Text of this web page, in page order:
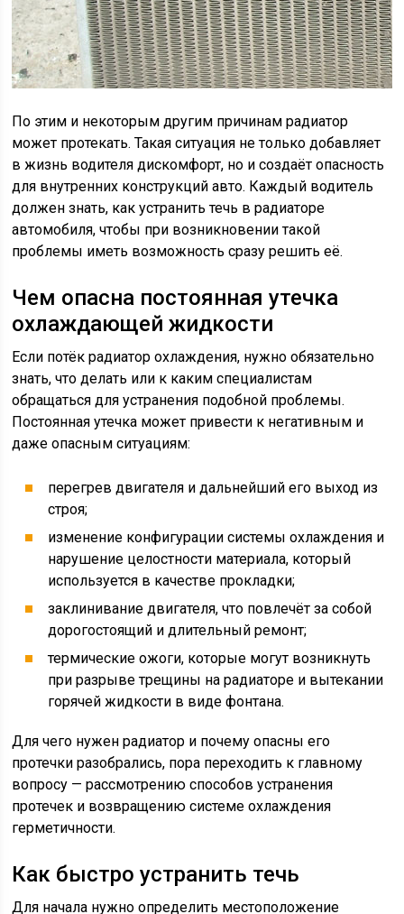
По этим и некоторым другим причинам радиатор
может протекать. Такая ситуация не только добавляет
в жизнь водителя дискомфорт, но и создаёт опасность
для внутренних конструкций авто. Каждый водитель
должен знать, как устранить течь в радиаторе
автомобиля, чтобы при возникновении такой
проблемы иметь возможность сразу решить её.
Чем опасна постоянная утечка
охлаждающей жидкости
Если потёк радиатор охлаждения, нужно обязательно
знать, что делать или к каким специалистам
обращаться для устранения подобной проблемы.
Постоянная утечка может привести к негативным и
даже опасным ситуациям:
перегрев двигателя и дальнейший его выход из
строя;
изменение конфигурации системы охлаждения и
нарушение целостности материала, который
используется в качестве прокладки;
заклинивание двигателя, что повлечёт за собой
дорогостоящий и длительный ремонт;
термические ожоги, которые могут возникнуть
при разрыве трещины на радиаторе и вытекании
горячей жидкости в виде фонтана.
Для чего нужен радиатор и почему опасны его
протечки разобрались, пора переходить к главному
вопросу — рассмотрению способов устранения
протечек и возвращению системе охлаждения
герметичности.
Как быстро устранить течь
Для начала нужно определить местоположение